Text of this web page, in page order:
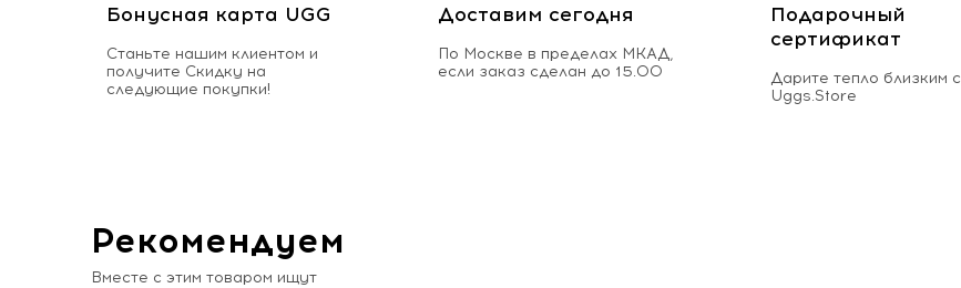
Бонусная карта UGG
Станьте нашим клиентом и
получите Скидку на
следующие покупки!
Доставим сегодня
По Москве в пределах МКАД,
если заказ сделан до 15.00
Подарочный
сертификат
Дарите тепло близким с
Uggs.Store
Рекомендуем
Вместе с этим товаром ищут